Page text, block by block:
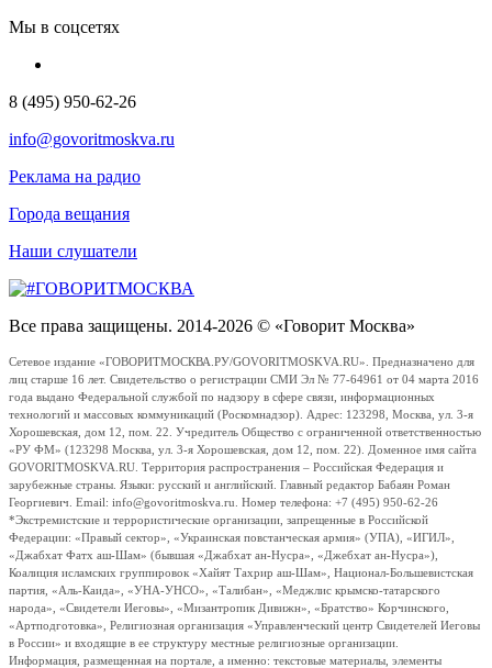
Мы в соцсетях
8 (495) 950-62-26
info@govoritmoskva.ru
Реклама на радио
Города вещания
Наши слушатели
Все права защищены. 2014-2026 © «Говорит Москва»
Сетевое издание «ГОВОРИТМОСКВА.РУ/GOVORITMOSKVA.RU». Предназначено для
лиц старше 16 лет. Свидетельство о регистрации СМИ Эл № 77-64961 от 04 марта 2016
года выдано Федеральной службой по надзору в сфере связи, информационных
технологий и массовых коммуникаций (Роскомнадзор). Адрес: 123298, Москва, ул. 3-я
Хорошевская, дом 12, пом. 22. Учредитель Общество с ограниченной ответственностью
«РУ ФМ» (123298 Москва, ул. 3-я Хорошевская, дом 12, пом. 22). Доменное имя сайта
GOVORITMOSKVA.RU. Территория распространения – Российская Федерация и
зарубежные страны. Языки: русский и английский. Главный редактор Бабаян Роман
Георгиевич. Email: info@govoritmoskva.ru. Номер телефона: +7 (495) 950-62-26
*Экстремистские и террористические организации, запрещенные в Российской
Федерации: «Правый сектор», «Украинская повстанческая армия» (УПА), «ИГИЛ»,
«Джабхат Фатх аш-Шам» (бывшая «Джабхат ан-Нусра», «Джебхат ан-Нусра»),
Коалиция исламских группировок «Хайят Тахрир аш-Шам», Национал-Большевистская
партия, «Аль-Каида», «УНА-УНСО», «Талибан», «Меджлис крымско-татарского
народа», «Свидетели Иеговы», «Мизантропик Дивижн», «Братство» Корчинского,
«Артподготовка», Религиозная организация «Управленческий центр Свидетелей Иеговы
в России» и входящие в ее структуру местные религиозные организации.
Информация, размещенная на портале, а именно: текстовые материалы, элементы